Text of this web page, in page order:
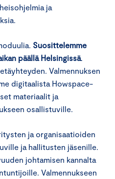
ja
Suosittelemme
päällä Helsingissä.
Valmennuksen
digitaalista Howspace-
materiaalit ja
osallistuville.
ja organisaatioiden
ja hallitusten jäsenille.
johtamisen kannalta
Valmennukseen